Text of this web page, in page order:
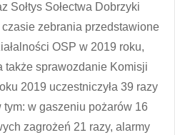
Sołtys Sołectwa Dobrzyki
zebrania przedstawione
OSP w 2019 roku,
także sprawozdanie Komisji
2019 uczestniczyła 39 razy
w gaszeniu pożarów 16
zagrożeń 21 razy, alarmy